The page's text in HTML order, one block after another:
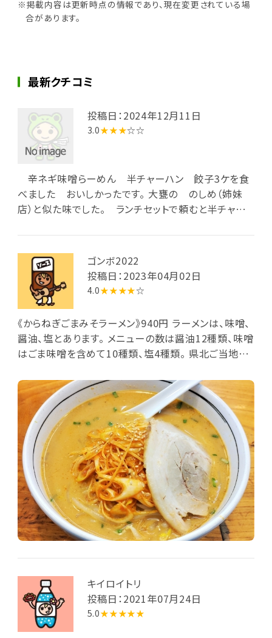
※掲載内容は更新時点の情報であり、現在変更されている場
合があります。
最新クチコミ
投稿日：2024年12月11日
3.0★★★☆☆
辛ネギ味噌らーめん 半チャーハン 餃子3ケを食
べました おいしかったです。 大甕の のしめ（姉妹
店）と似た味でした。 ランチセットで頼むと半チャー
りがすり鉢状ではないので少し食べずらいです
ゴンボ2022
投稿日：2023年04月02日
4.0★★★★☆
《からねぎごまみそラーメン》940円 ラーメンは、味噌、
醤油、塩とあります。 メニューの数は醤油12種類、味噌
はごま味噌を含めて10種類、塩4種類。 県北ご当地ラ
多賀ラーメンなどがあります。 今回はごま味噌ベース
のからねぎラーメンをいただきました。 麺は中太麺で、
ごま味噌のスープはほどよい辛さでおいしかったです。
キイロイトリ
投稿日：2021年07月24日
5.0★★★★★